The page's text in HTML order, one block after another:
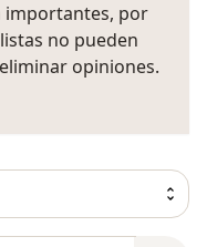
importantes, por
no pueden
opiniones.